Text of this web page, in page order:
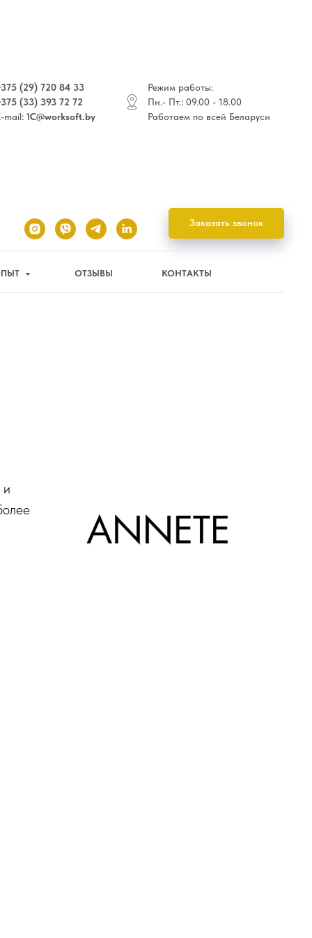
(29) 720 84 33
(33) 393 72 72
mail: 1C@worksoft.by
Режим работы:
Пн.- Пт.: 09.00 - 18.00
Работаем по всей Беларуси
Заказать звонок
ОТЗЫВЫ КОНТАКТЫ
и